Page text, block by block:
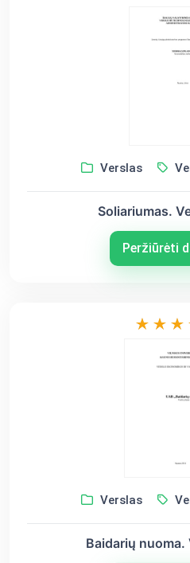
Verslas
Soliariumas.
Peržiūrėti
Verslas
Baidarių nuoma.